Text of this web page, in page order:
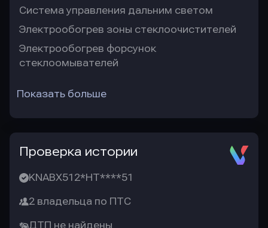
Система управления дальним светом
Электрообогрев зоны стеклоочистителей
Электрообогрев форсунок
стеклоомывателей
Показать больше
Проверка истории
KNABX512*HT****51
2 владельца по ПТС
ДТП не найдены